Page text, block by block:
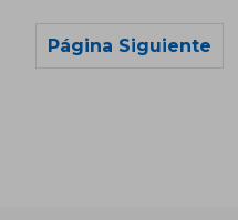
Página Siguiente